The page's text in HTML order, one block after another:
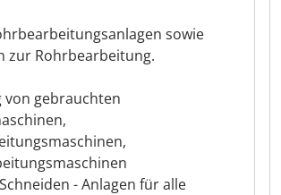
sowie
zur Rohrbearbeitung.
gebrauchten
- Anlagen für alle